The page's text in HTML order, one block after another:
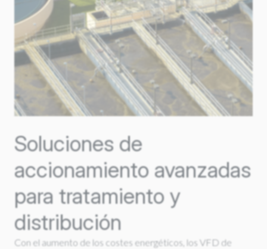
Soluciones de
accionamiento avanzadas
para tratamiento y
distribución
Con el aumento de los costes energéticos, los VFD de